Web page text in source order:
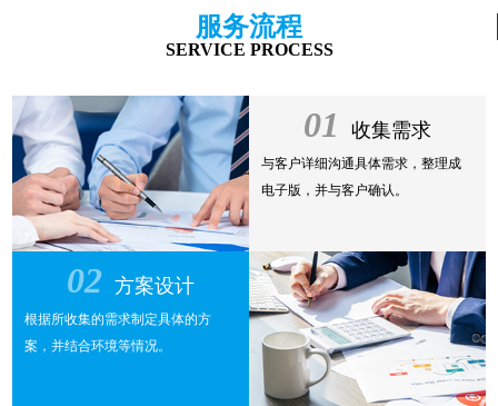
服务流程
SERVICE PROCESS
01 收集需求
与客户详细沟通具体需求，整理成
电子版，并与客户确认。
02 方案设计
根据所收集的需求制定具体的方
案，并结合环境等情况。